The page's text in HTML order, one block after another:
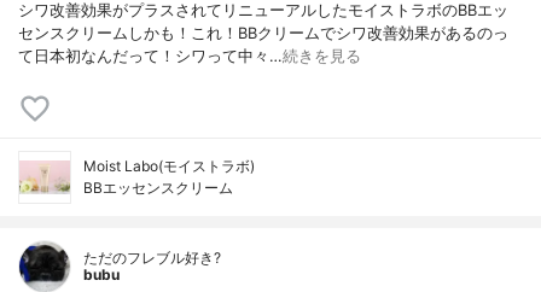
シワ改善効果がプラスされてリニューアルしたモイストラボのBBエッ
センスクリームしかも！これ！BBクリームでシワ改善効果があるのっ
て日本初なんだって！シワって中々…続きを見る
Moist Labo(モイストラボ)
BBエッセンスクリーム
ただのフレブル好き?
bubu